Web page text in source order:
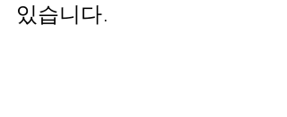
있습니다.